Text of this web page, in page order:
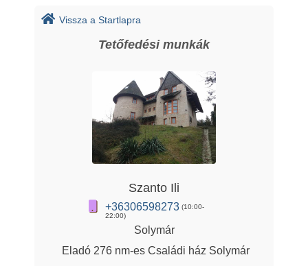
Vissza a Startlapra
Tetőfedési munkák
Szanto Ili
+36306598273 (10:00-
22:00)
Solymár
Eladó 276 nm-es Családi ház Solymár